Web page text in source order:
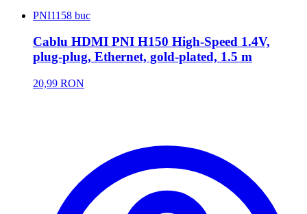
PNI1158 buc
Cablu HDMI PNI H150 High-Speed 1.4V,
plug-plug, Ethernet, gold-plated, 1.5 m
20,99 RON